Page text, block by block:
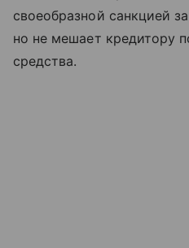
своеобразной санкцией
но не мешает кредитору
средства.